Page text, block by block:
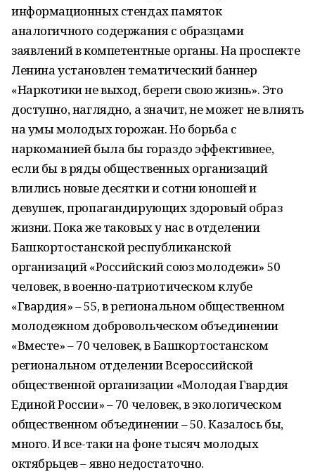
информационных стендах памяток
аналогичного содержания с образцами
заявлений в компетентные органы. На проспекте
Ленина установлен тематический баннер
«Наркотики не выход, береги свою жизнь». Это
доступно, наглядно, а значит, не может не влиять
на умы молодых горожан. Но борьба с
наркоманией была бы гораздо эффективнее,
если бы в ряды общественных организаций
влились новые десятки и сотни юношей и
девушек, пропагандирующих здоровый образ
жизни. Пока же таковых у нас в отделении
Башкортостанской республиканской
организаций «Российский союз молодежи» 50
человек, в военно-патриотическом клубе
«Гвардия» – 55, в региональном общественном
молодежном добровольческом объединении
«Вместе» – 70 человек, в Башкортостанском
региональном отделении Всероссийской
общественной организации «Молодая Гвардия
Единой России» – 70 человек, в экологическом
общественном объединении – 50. Казалось бы,
много. И все-таки на фоне тысяч молодых
октябрьцев – явно недостаточно.